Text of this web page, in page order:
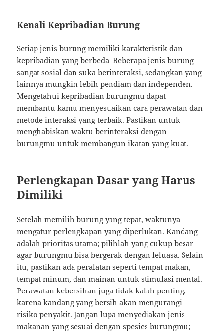
Kenali Kepribadian Burung
Setiap jenis burung memiliki karakteristik dan
kepribadian yang berbeda. Beberapa jenis burung
sangat sosial dan suka berinteraksi, sedangkan yang
lainnya mungkin lebih pendiam dan independen.
Mengetahui kepribadian burungmu dapat
membantu kamu menyesuaikan cara perawatan dan
metode interaksi yang terbaik. Pastikan untuk
menghabiskan waktu berinteraksi dengan
burungmu untuk membangun ikatan yang kuat.
Perlengkapan Dasar yang Harus
Dimiliki
Setelah memilih burung yang tepat, waktunya
mengatur perlengkapan yang diperlukan. Kandang
adalah prioritas utama; pilihlah yang cukup besar
agar burungmu bisa bergerak dengan leluasa. Selain
itu, pastikan ada peralatan seperti tempat makan,
tempat minum, dan mainan untuk stimulasi mental.
Perawatan kebersihan juga tidak kalah penting,
karena kandang yang bersih akan mengurangi
risiko penyakit. Jangan lupa menyediakan jenis
makanan yang sesuai dengan spesies burungmu;